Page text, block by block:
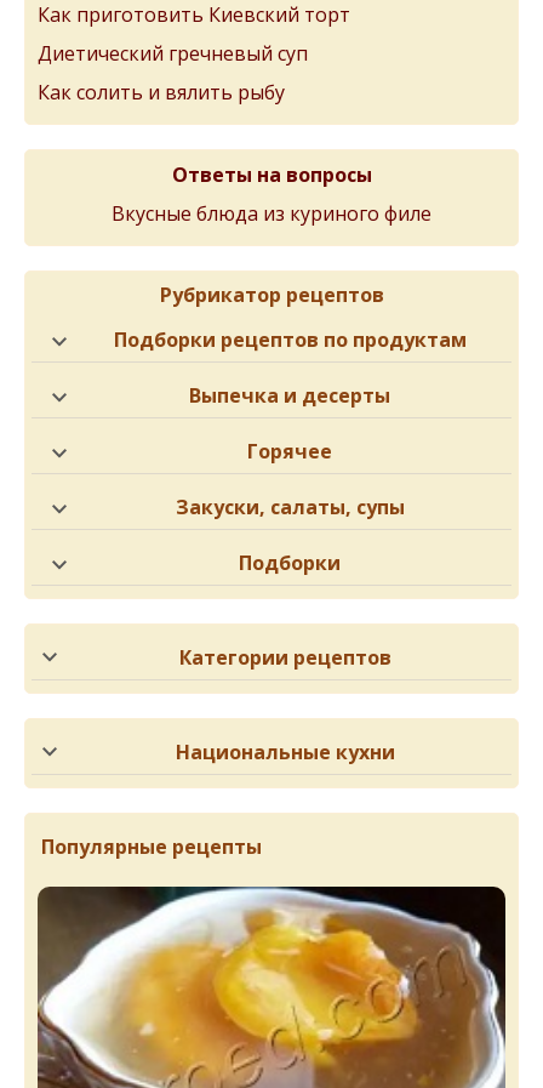
Как приготовить Киевский торт
Диетический гречневый суп
Как солить и вялить рыбу
Ответы на вопросы
Вкусные блюда из куриного филе
Рубрикатор рецептов
Подборки рецептов по продуктам
Выпечка и десерты
Горячее
Закуски, салаты, супы
Подборки
Категории рецептов
Национальные кухни
Популярные рецепты